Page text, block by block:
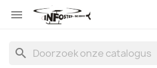

search